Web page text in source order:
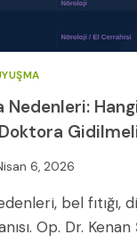
6, 2026
bel fıtığı,
Op. Dr.